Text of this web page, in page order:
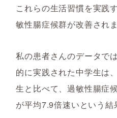
これらの生活習慣を実践
敏性腸症候群が改善されま
私の患者さんのデータで
的に実践された中学生は
生と比べて、過敏性腸症
が平均7.9倍速いという結